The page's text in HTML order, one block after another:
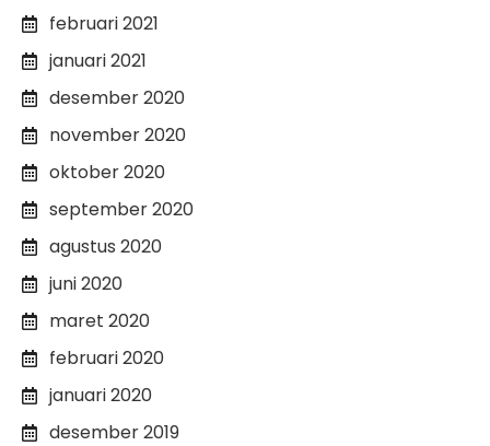
februari 2021
januari 2021
desember 2020
november 2020
oktober 2020
september 2020
agustus 2020
juni 2020
maret 2020
februari 2020
januari 2020
desember 2019